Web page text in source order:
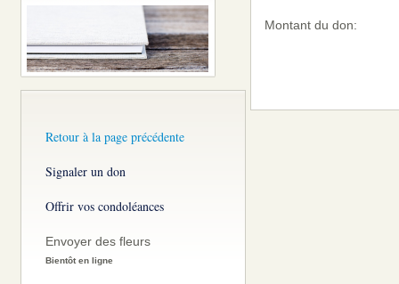
Retour à la page précédente
Signaler un don
Offrir vos condoléances
Envoyer des fleurs
Bientôt en ligne
Montant du don: